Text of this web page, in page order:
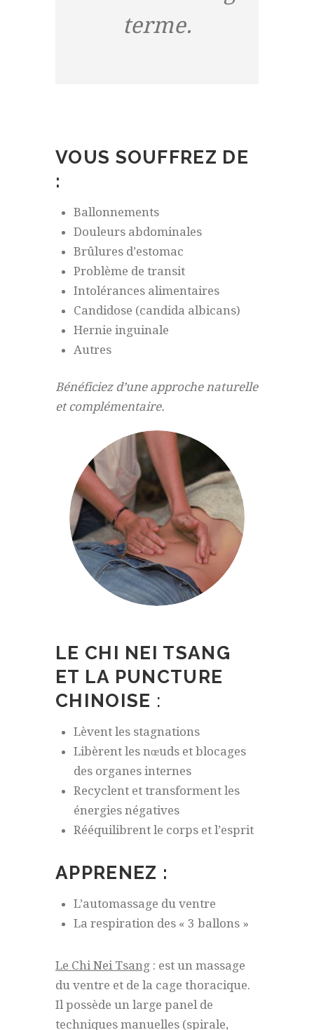
terme.
VOUS SOUFFREZ DE
:
Ballonnements
Douleurs abdominales
Brûlures d’estomac
Problème de transit
Intolérances alimentaires
Candidose (candida albicans)
Hernie inguinale
Autres
Bénéficiez d’une approche naturelle
et complémentaire.
LE CHI NEI TSANG
ET LA PUNCTURE
CHINOISE :
Lèvent les stagnations
Libèrent les nœuds et blocages
des organes internes
Recyclent et transforment les
énergies négatives
Rééquilibrent le corps et l’esprit
APPRENEZ :
L’automassage du ventre
La respiration des « 3 ballons »
Le ChiNeiTsang : est un massage
du ventre et de la cage thoracique.
Il possède un large panel de
techniques manuelles (spirale,